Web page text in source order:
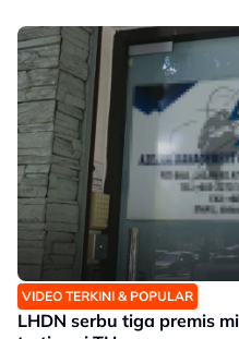
VIDEO TERKINI & POPULAR
LHDN serbu tiga premis